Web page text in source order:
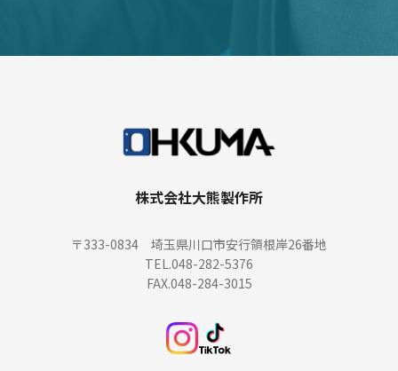
株式会社大熊製作所
〒333-0834 埼玉県川口市安行領根岸26番地
TEL.048-282-5376
FAX.048-284-3015